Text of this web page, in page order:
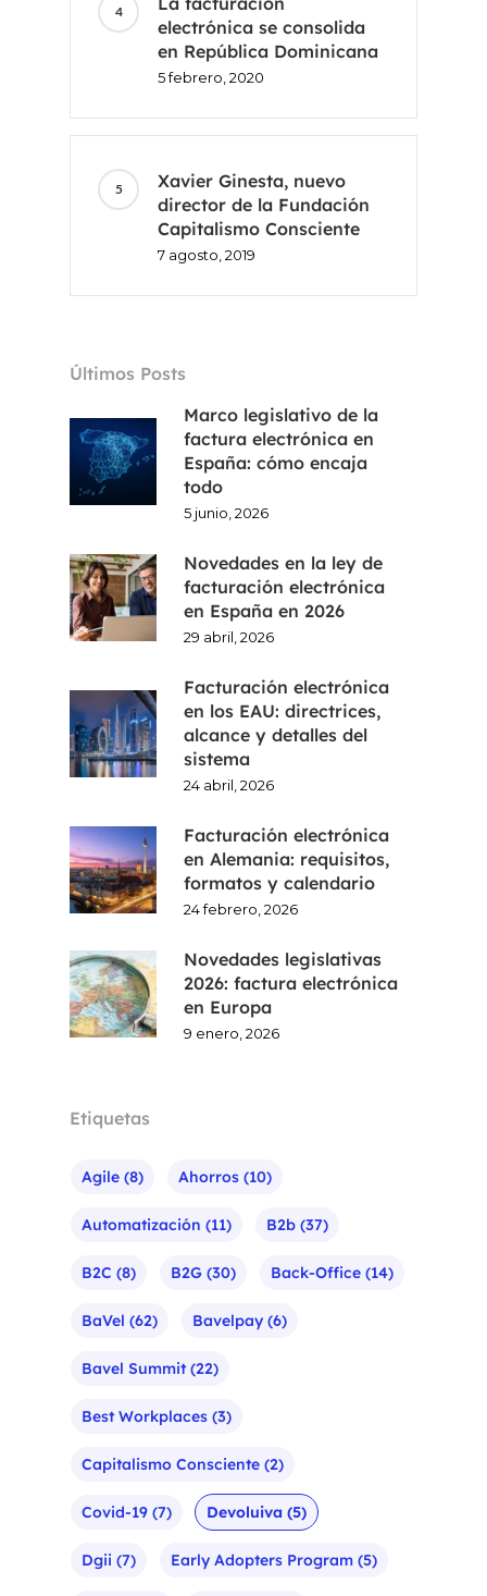
electrónica se consolida
en República Dominicana
5 febrero, 2020
Xavier Ginesta, nuevo
director de la Fundación
Capitalismo Consciente
7 agosto, 2019
Últimos Posts
Marco legislativo de la
factura electrónica en
España: cómo encaja
todo
5 junio, 2026
Novedades en la ley de
facturación electrónica
en España en 2026
29 abril, 2026
Facturación electrónica
en los EAU: directrices,
alcance y detalles del
sistema
24 abril, 2026
Facturación electrónica
en Alemania: requisitos,
formatos y calendario
24 febrero, 2026
Novedades legislativas
2026: factura electrónica
en Europa
9 enero, 2026
Etiquetas
Agile (8) Ahorros (10)
Automatización (11) B2b (37)
B2C (8) B2G (30) Back-Office (14)
BaVel (62) Bavelpay (6)
Bavel Summit(22)
Best Workplaces (3)
Capitalismo Consciente (2)
Covid-19 (7) Devoluiva (5)
Dgii (7) Early Adopters Program (5)
Inicio
CA